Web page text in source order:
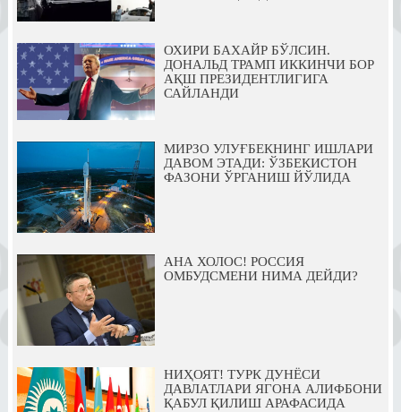
ОХИРИ БАХАЙР БЎЛСИН.
ДОНАЛЬД ТРАМП ИККИНЧИ БОР
АҚШ ПРЕЗИДЕНТЛИГИГА
САЙЛАНДИ
МИРЗО УЛУҒБЕКНИНГ ИШЛАРИ
ДАВОМ ЭТАДИ: ЎЗБЕКИСТОН
ФАЗОНИ ЎРГАНИШ ЙЎЛИДА
АНА ХОЛОС! РОССИЯ
ОМБУДСМЕНИ НИМА ДЕЙДИ?
НИҲОЯТ! ТУРК ДУНЁСИ
ДАВЛАТЛАРИ ЯГОНА АЛИФБОНИ
ҚАБУЛ ҚИЛИШ АРАФАСИДА